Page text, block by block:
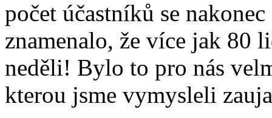
počet účastníků se
znamenalo, že více jak 80
neděli! Bylo to pro nás
kterou jsme vymysleli